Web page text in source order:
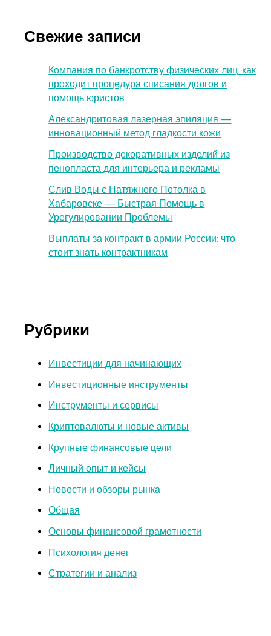
Свежие записи
Компания по банкротству физических лиц: как
проходит процедура списания долгов и
помощь юристов
Александритовая лазерная эпиляция —
инновационный метод гладкости кожи
Производство декоративных изделий из
пенопласта для интерьера и рекламы
Слив Воды с Натяжного Потолка в
Хабаровске — Быстрая Помощь в
Урегулировании Проблемы
Выплаты за контракт в армии России: что
стоит знать контрактникам
Рубрики
Инвестиции для начинающих
Инвестиционные инструменты
Инструменты и сервисы
Криптовалюты и новые активы
Крупные финансовые цели
Личный опыт и кейсы
Новости и обзоры рынка
Общая
Основы финансовой грамотности
Психология денег
Стратегии и анализ